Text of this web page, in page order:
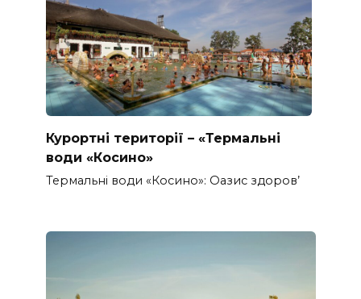
Курортні території – «Термальні
води «Косино»
Термальні води «Косино»: Оазис здоров’